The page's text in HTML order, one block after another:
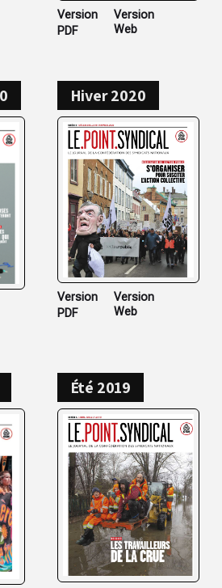
Version
PDF
Version
Web
Hiver 2020
Version
PDF
Version
Web
Été 2019